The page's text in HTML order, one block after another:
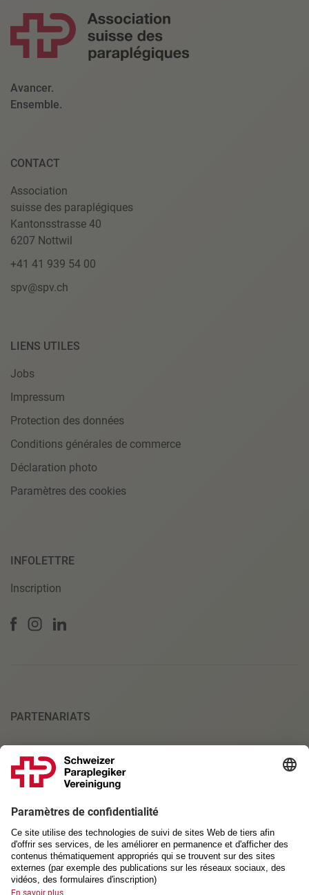
Avancer.
Ensemble.
CONTACT
Association
suisse des paraplégiques
Kantonsstrasse 40
6207 Nottwil
+41 41 939 54 00
spv@spv.ch
LIENS UTILES
Jobs
Impressum
Protection des données
Conditions générales de commerce
Déclaration photo
Paramètres des cookies
INFOLETTRE
Inscription
PARTENARIATS